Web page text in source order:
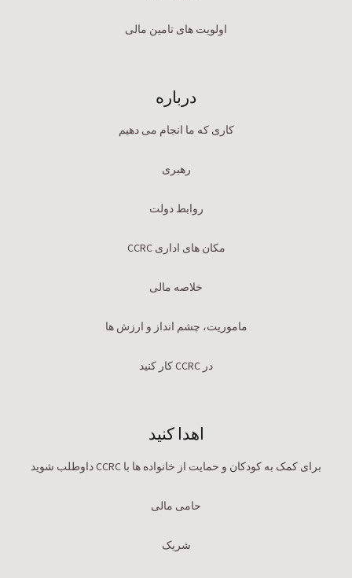
اولویت های تامین مالی
درباره
کاری که ما انجام می دهیم
رهبری
روابط دولت
مکان های اداری CCRC
خلاصه مالی
ماموریت، چشم انداز و ارزش ها
در CCRC کار کنید
اهدا کنید
برای کمک به کودکان و حمایت از خانواده ها با CCRC داوطلب شوید
حامی مالی
شریک